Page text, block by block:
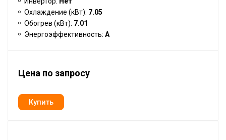
Охлаждение (кВт): 7.05
Обогрев (кВт): 7.01
Энергоэффективность: A
Цена по запросу